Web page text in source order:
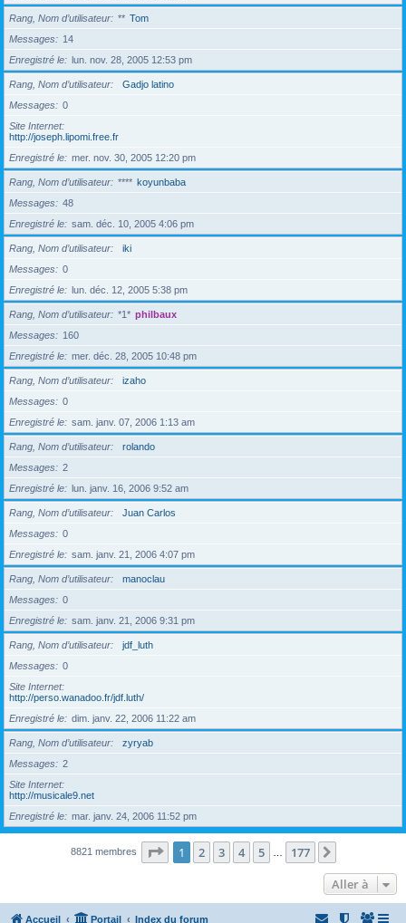
Rang, Nom d’utilisateur ** Tom
Messages
14
Enregistré le
lun. nov. 28, 2005 12:53 pm
Rang, Nom d’utilisateur
Gadjo latino
Messages
0
Site Internet
http://joseph.lipomi.free.fr
Enregistré le
mer. nov. 30, 2005 12:20 pm
Rang, Nom d’utilisateur **** koyunbaba
Messages
48
Enregistré le
sam. déc. 10, 2005 4:06 pm
Rang, Nom d’utilisateur
iki
Messages
0
Enregistré le
lun. déc. 12, 2005 5:38 pm
Rang, Nom d’utilisateur *1* philbaux
Messages
160
Enregistré le
mer. déc. 28, 2005 10:48 pm
Rang, Nom d’utilisateur
izaho
Messages
0
Enregistré le
sam. janv. 07, 2006 1:13 am
Rang, Nom d’utilisateur
rolando
Messages
2
Enregistré le
lun. janv. 16, 2006 9:52 am
Rang, Nom d’utilisateur
Juan Carlos
Messages
0
Enregistré le
sam. janv. 21, 2006 4:07 pm
Rang, Nom d’utilisateur
manoclau
Messages
0
Enregistré le
sam. janv. 21, 2006 9:31 pm
Rang, Nom d’utilisateur
jdf_luth
Messages
0
Site Internet
http://perso.wanadoo.fr/jdf.luth/
Enregistré le
dim. janv. 22, 2006 11:22 am
Rang, Nom d’utilisateur
zyryab
Messages
2
Site Internet
http://musicale9.net
Enregistré le
mar. janv. 24, 2006 11:52 pm
8821 membres Page 1sur177
1 2 3 4 5 177
Aller à
Accueil Portail Index du forum